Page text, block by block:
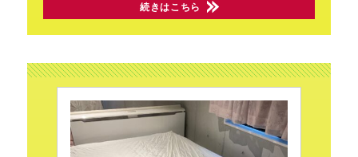
続きはこちら